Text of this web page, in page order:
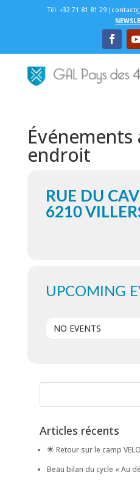
Tél. +32 71 81 81 29 |contact
Événements
endroit
RUE DU
6210
UPCOMING
NO EVENTS
Articles récents
🌟 Retour sur le camp
Beau bilan du cycle « Au